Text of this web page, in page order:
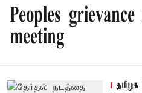
Peoples
meeting